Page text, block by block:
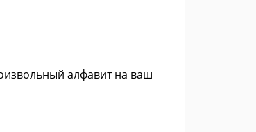
алфавит на ваш